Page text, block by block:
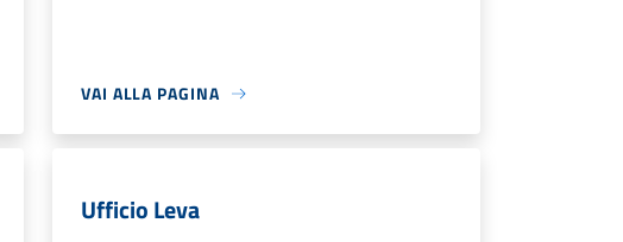
VAI ALLA PAGINA
Ufficio Leva